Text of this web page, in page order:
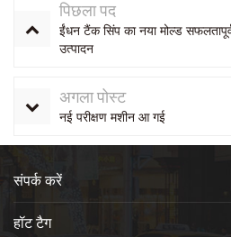
पिछला पद
ईंधन टैंक सिंप का नया मोल्ड
उत्पादन
अगला पोस्ट
नई परीक्षण मशीन आ गई
संपर्क करें
हॉट टैग